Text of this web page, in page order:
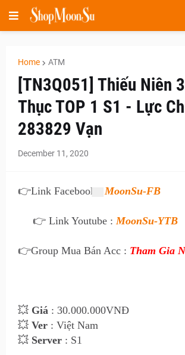
Home ATM
[TN3Q051] Thiếu Niên
Thục TOP 1 S1 - Lực
283829 Vạn
December 11, 2020
👉Link Facebook :MoonSu-FB
👉 Link Youtube : MoonSu-YTB
👉Group Mua Bán Acc : Tham Gia
💥 Giá : 30.000.000VNĐ
💥 Ver : Việt Nam
💥 Server : S1